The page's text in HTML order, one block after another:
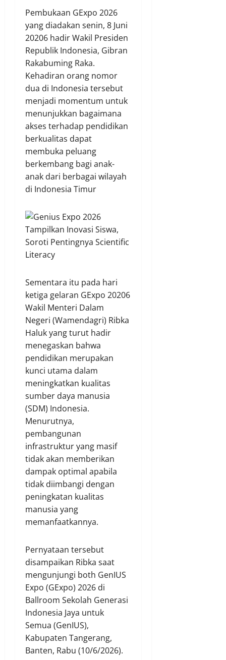
Pembukaan GExpo 2026
yang diadakan senin, 8 Juni
20206 hadir Wakil Presiden
Republik Indonesia, Gibran
Rakabuming Raka.
Kehadiran orang nomor
dua di Indonesia tersebut
menjadi momentum untuk
menunjukkan bagaimana
akses terhadap pendidikan
berkualitas dapat
membuka peluang
berkembang bagi anak-
anak dari berbagai wilayah
di Indonesia Timur
Sementara itu pada hari
ketiga gelaran GExpo 20206
Wakil Menteri Dalam
Negeri (Wamendagri) Ribka
Haluk yang turut hadir
menegaskan bahwa
pendidikan merupakan
kunci utama dalam
meningkatkan kualitas
sumber daya manusia
(SDM) Indonesia.
Menurutnya,
pembangunan
infrastruktur yang masif
tidak akan memberikan
dampak optimal apabila
tidak diimbangi dengan
peningkatan kualitas
manusia yang
memanfaatkannya.
Pernyataan tersebut
disampaikan Ribka saat
mengunjungi both GenIUS
Expo (GExpo) 2026 di
Ballroom Sekolah Generasi
Indonesia Jaya untuk
Semua (GenIUS),
Kabupaten Tangerang,
Banten, Rabu (10/6/2026).